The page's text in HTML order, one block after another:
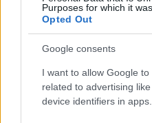
Purposes for which it
Opted Out
Google consents
I want to allow Google
related to advertising
device identifiers in apps.
Népszerű